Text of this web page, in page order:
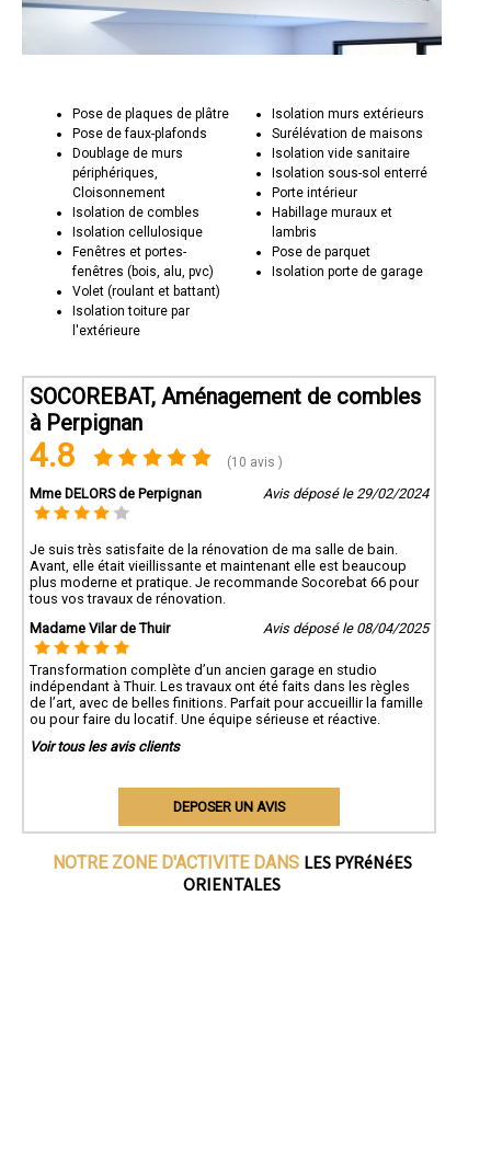
Pose de plaques de plâtre
Pose de faux-plafonds
Doublage de murs
périphériques,
Cloisonnement
Isolation de combles
Isolation cellulosique
Fenêtres et portes-
fenêtres (bois, alu, pvc)
Volet (roulant et battant)
Isolation toiture par
l'extérieure
Isolation murs extérieurs
Surélévation de maisons
Isolation vide sanitaire
Isolation sous-sol enterré
Porte intérieur
Habillage muraux et
lambris
Pose de parquet
Isolation porte de garage
SOCOREBAT, Aménagement de combles
à Perpignan
4.8 (10 avis )
Mme DELORS de Perpignan Avis déposé le 29/02/2024
Je suis très satisfaite de la rénovation de ma salle de bain.
Avant, elle était vieillissante et maintenant elle est beaucoup
plus moderne et pratique. Je recommande Socorebat 66 pour
tous vos travaux de rénovation.
Madame Vilar de Thuir
Avis déposé le 08/04/2025
Transformation complète d’un ancien garage en studio
indépendant à Thuir. Les travaux ont été faits dans les règles
de l’art, avec de belles finitions. Parfait pour accueillir la famille
ou pour faire du locatif. Une équipe sérieuse et réactive.
Voir tous les avis clients
DEPOSER UN AVIS
NOTRE ZONE D'ACTIVITE DANS LES PYRéNéES
ORIENTALES